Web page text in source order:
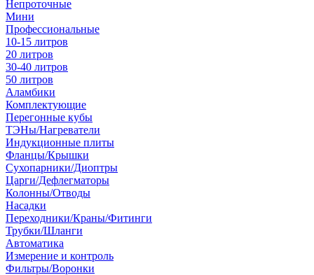
Непроточные
Мини
Профессиональные
10-15 литров
20 литров
30-40 литров
50 литров
Аламбики
Комплектующие
Перегонные кубы
ТЭНы/Нагреватели
Индукционные плиты
Фланцы/Крышки
Сухопарники/Диоптры
Царги/Дефлегматоры
Колонны/Отводы
Насадки
Переходники/Краны/Фитинги
Трубки/Шланги
Автоматика
Измерение и контроль
Фильтры/Воронки